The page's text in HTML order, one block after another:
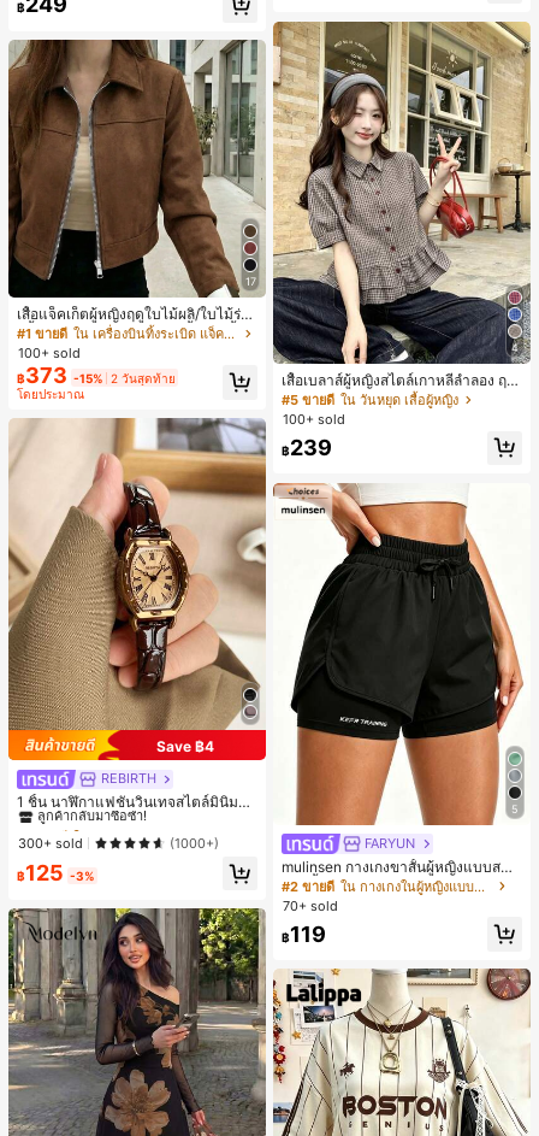
สุ่ม)
฿
17
เสื้อแจ็คเก็ตผู้หญิงฤดูใบไม้ผลิ/ใบไม้ร่วง
สีพื้น หนังเทียม สไตล์ปกคอเสื้อ ซิปขึ้น
แขนยาว สไตล์ลำลอง วิทยาลัย สนามบิ
น เสื้อนอก สีน้ำตาล สไตล์สบายๆ ฤดูใบ
ไม้ร่วง
#1 ขายดี
ใน เครื่องบินทิ้งระเบิด แจ็คเก็ตผู้หญิง
100+ sold
฿373 -15% 2 วันสุดท้าย
โดยประมาณ
Save ฿4
REBIRTH
1 ชิ้น นาฬิกาแฟชั่นวินเทจสไตล์มินิมอล
เลขโรมันสำหรับผู้หญิง เหมาะสำหรับก
ารตกแต่งประจำวัน
#1 ขายดี
ลูกค้ากลับมาซื้อซ้ำ!
#1 ขายดี
ลูกค้ากลับมาซื้อซ้ำ!
#1 ขายดี
ลูกค้ากลับมาซื้อซ้ำ!
#1 ขายดี
ลูกค้ากลับมาซื้อซ้ำ!
300+ sold (1000+)
฿125 -3%
สมบูรณ์แบบสำหรับผู้หญิง คลิปหนีบผม
คลิปหนีบผมสบายๆ แฟชั่นผม คลิปหนีบ
ผมหรูหรา ฤดูร้อน ชายหาด วันหยุด
4
เสื้อเบลาส์ผู้หญิงสไตล์เกาหลีลำลอง ฤดู
ใบไม้ผลิ/ฤดูร้อนใหม่ ชายระบาย ชิคแล
ะหรูหรา
#5 ขายดี ใน วันหยุด เสื้อผู้หญิง
100+ sold
฿239
5
FARYUN
mulinsen กางเกงขาสั้นผู้หญิงแบบสบา
ยๆ สีพื้น หลวม อเนกประสงค์ กางเกงขา
สั้นกีฬา 2-In-1 สำหรับวิ่ง ฟิตเนส และก
#2 ขายดี
ใน กางเกงในผู้หญิงแบบแอคทีฟ
70+ sold
฿119